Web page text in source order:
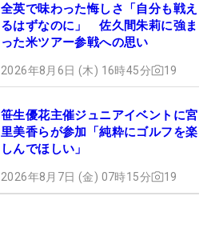
全英で味わった悔しさ「自分も戦え
るはずなのに」 佐久間朱莉に強ま
った米ツアー参戦への思い
2026年8月6日 (木) 16時45分 19
笹生優花主催ジュニアイベントに宮
里美香らが参加「純粋にゴルフを楽
しんでほしい」
2026年8月7日 (金) 07時15分 19